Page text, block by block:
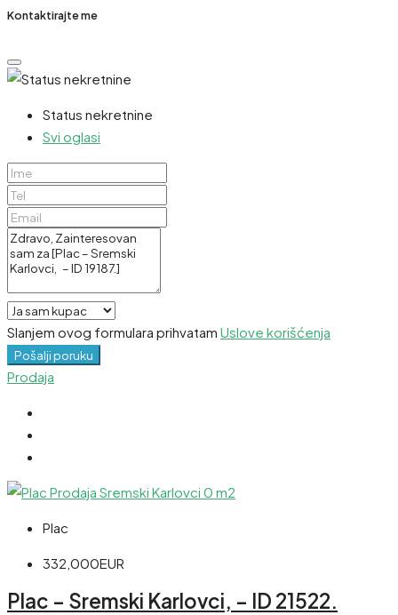
Kontaktirajte me
Status nekretnine
Svi oglasi
Slanjem ovog formulara prihvatam Uslove korišćenja
Pošalji poruku
Prodaja
Plac
332,000EUR
Plac – Sremski Karlovci, – ID 21522.